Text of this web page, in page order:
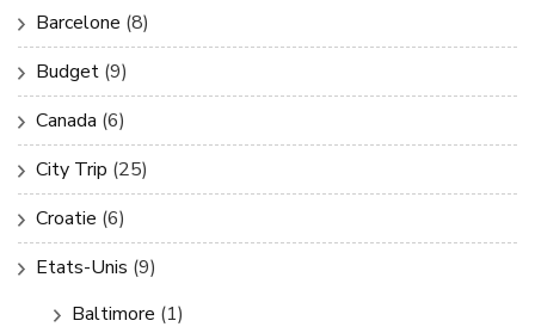
Barcelone (8)
Budget (9)
Canada (6)
City Trip (25)
Croatie (6)
Etats-Unis (9)
Baltimore (1)